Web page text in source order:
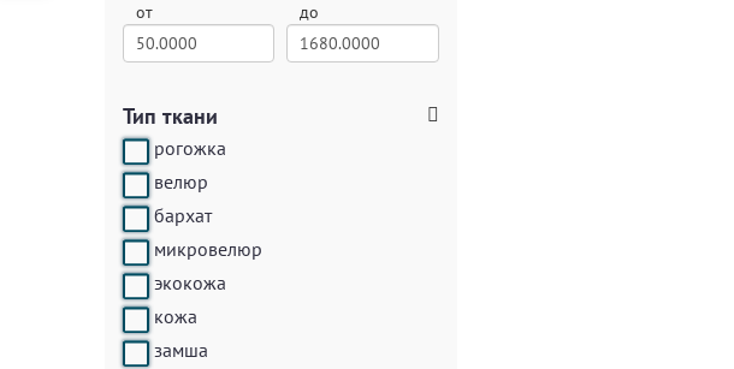
от до
Тип ткани
рогожка
велюр
бархат
микровелюр
экокожа
кожа
замша